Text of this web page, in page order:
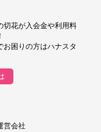
切花が入会金や利用料
お困りの方はハナスタ
営会社